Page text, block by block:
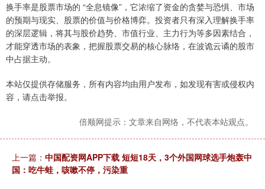
换手率是股票市场的 “全息镜像”，它浓缩了资金的贪婪与恐惧、市场
的预期与现实、股票的价值与价格博弈。投资者只有深入理解换手率
的深层逻辑，将其与股价趋势、市值行业、主力行为等多因素结合，
才能穿透市场的表象，把握股票交易的核心脉络，在波诡云谲的股市
中占据主动。
本站仅提供存储服务，所有内容均由用户发布，如发现有害或侵权内
容，请点击举报。
倍顺网提示：文章来自网络，不代表本站观点。
上一篇： 中国配资网APP下载 短短18天，3个外国网球选手炮轰中
国：吃牛蛙，咳嗽不停，污染重